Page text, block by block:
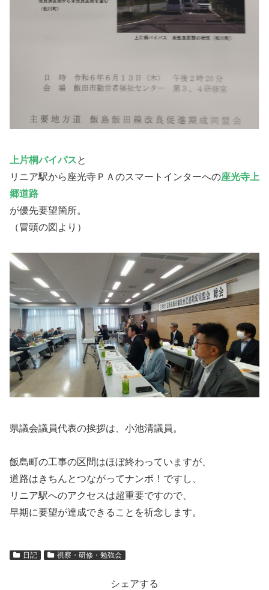
上片桐バイパスと
リニア駅から座光寺ＰＡのスマートインターへの座光寺上
郷道路
が優先要望箇所。
（冒頭の図より）
県議会議員代表の挨拶は、小池清議員。
飯島町の工事の区間はほぼ終わっていますが、
道路はきちんとつながってナンボ！ですし、
リニア駅へのアクセスは超重要ですので、
早期に要望が達成できることを祈念します。
日記 視察・研修・勉強会
シェアする